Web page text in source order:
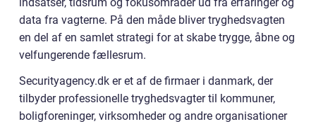
indsatser, tidsrum og fokusområder ud fra erfaringer og
data fra vagterne. På den måde bliver tryghedsvagten
en del af en samlet strategi for at skabe trygge, åbne og
velfungerende fællesrum.
Securityagency.dk er et af de firmaer i danmark, der
tilbyder professionelle tryghedsvagter til kommuner,
boligforeninger, virksomheder og andre organisationer